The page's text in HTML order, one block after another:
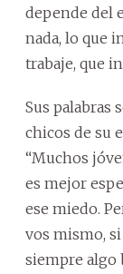
depende del
nada, lo que
trabaje, que
Sus palabras
chicos de su
“Muchos
es mejor
ese miedo.
vos mismo,
siempre algo